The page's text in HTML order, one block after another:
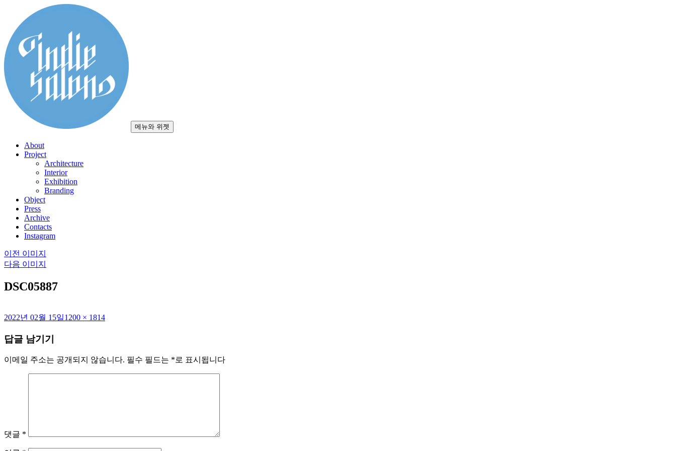
로
건
너
뛰
기
메뉴와 위젯
About
Project
Architecture
Interior
Exhibition
Branding
Object
Press
Archive
Contacts
Instagram
이전 이미지
다음 이미지
DSC05887
작
일
2022년 02월 15일전
1200 × 1814
답글 남기기
이메일 주소는 공개되지 않습니다. 필수 필드는 *로 표시됩니다
댓글 *